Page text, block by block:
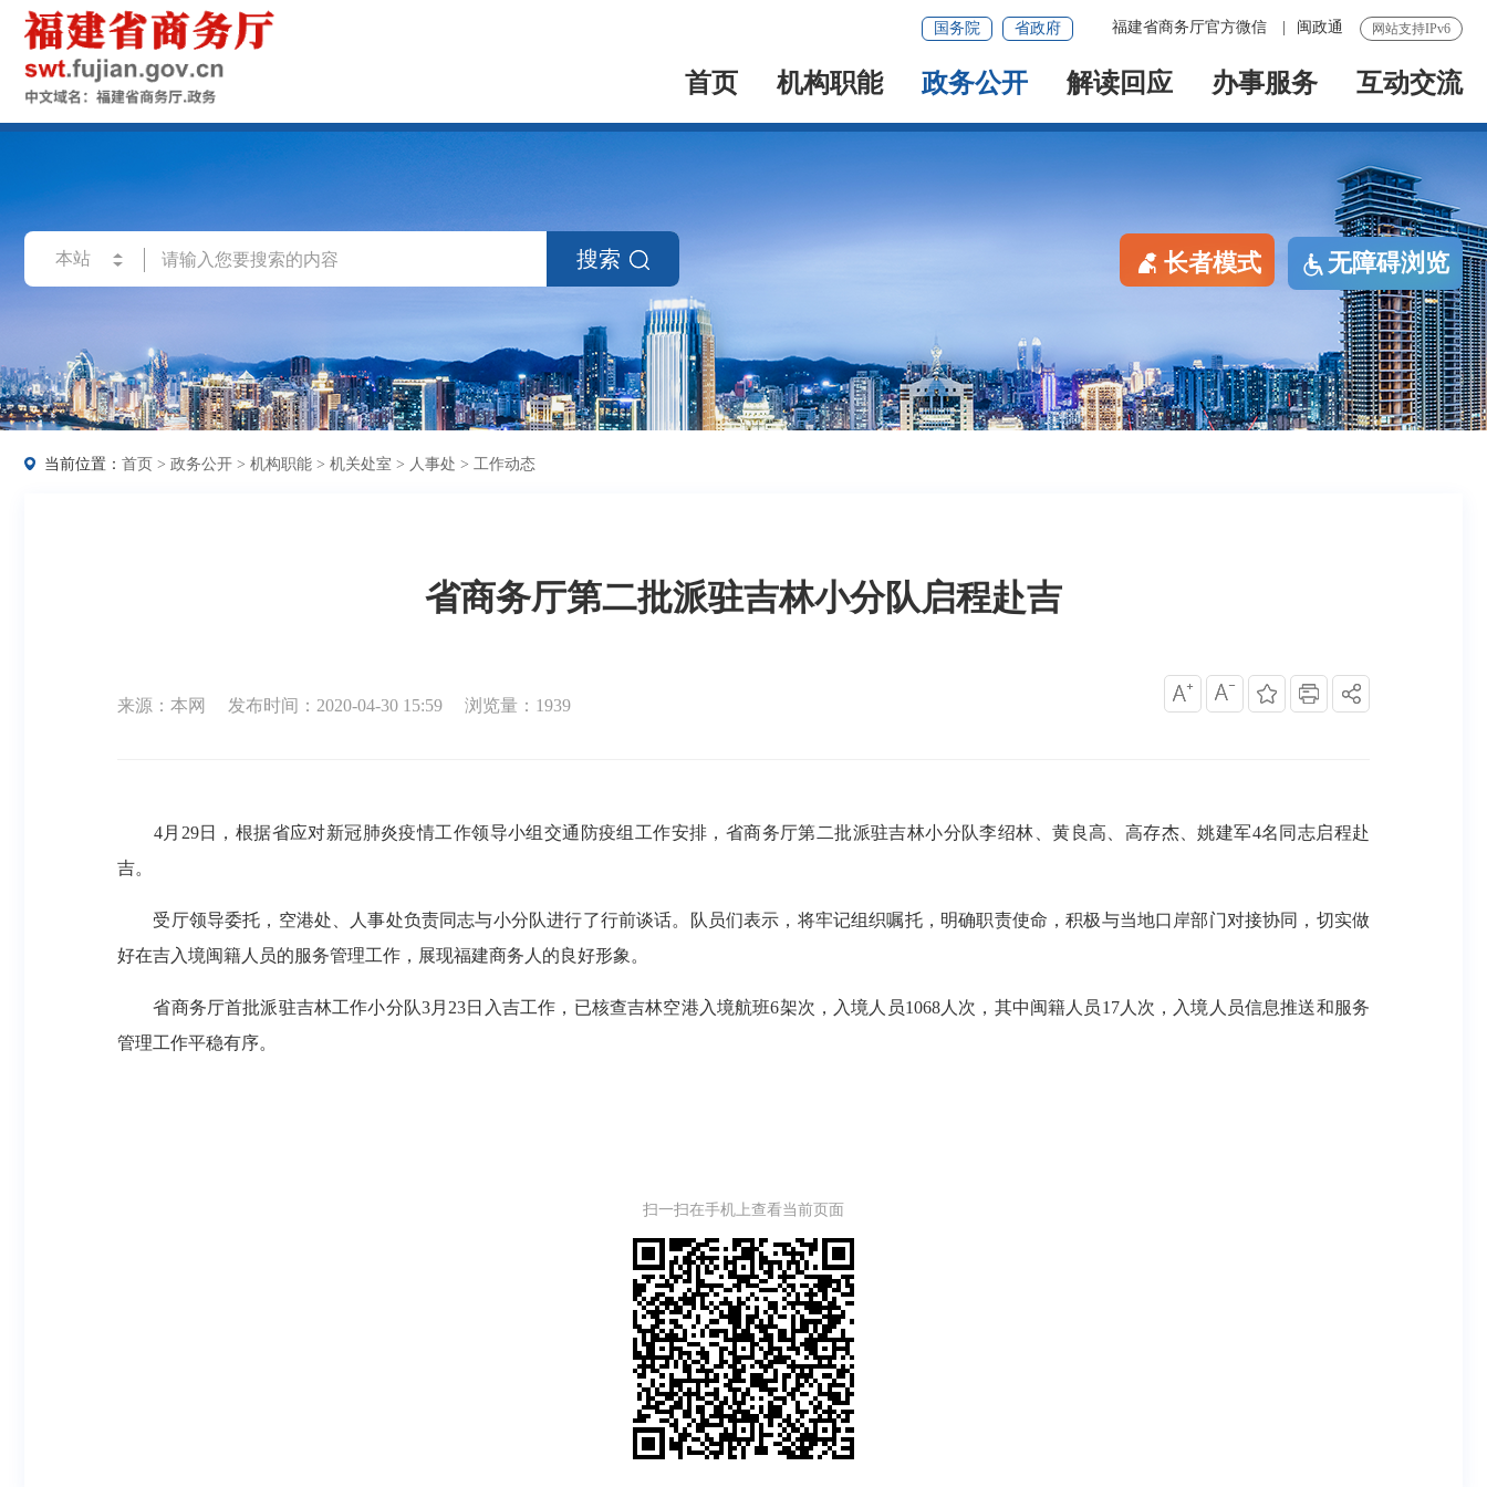
网站支持IPv6
福建省商务厅官方微信 闽政通
国务院 省政府
首页 机构职能 政务公开 解读回应 办事服务 互动交流
搜索 长者模式 无障碍浏览
当前位置： 首页 > 政务公开 > 机构职能 > 机关处室 > 人事处 > 工作动态
省商务厅第二批派驻吉林小分队启程赴吉
来源：本网 发布时间：2020-04-30 15:59 浏览量：1939
4月29日，根据省应对新冠肺炎疫情工作领导小组交通防疫组工作安排，省商务厅第二批派驻吉林小分队李绍林、黄良高、高存杰、姚建军4名同志启程赴
吉。
受厅领导委托，空港处、人事处负责同志与小分队进行了行前谈话。队员们表示，将牢记组织嘱托，明确职责使命，积极与当地口岸部门对接协同，切实做
好在吉入境闽籍人员的服务管理工作，展现福建商务人的良好形象。
省商务厅首批派驻吉林工作小分队3月23日入吉工作，已核查吉林空港入境航班6架次，入境人员1068人次，其中闽籍人员17人次，入境人员信息推送和服务
管理工作平稳有序。
扫一扫在手机上查看当前页面